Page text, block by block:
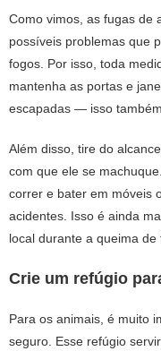
Como vimos, as fugas de
possíveis problemas que
fogos. Por isso, toda
mantenha as portas e
escapadas — isso
Além disso, tire do
com que ele se
correr e bater em móveis
acidentes. Isso é ainda
local durante a queima de
Crie um refúgio
Para os animais, é muito
seguro. Esse refúgio